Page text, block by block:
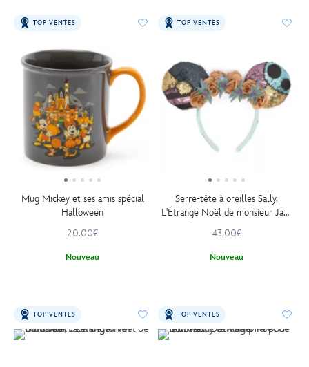
TOP VENTES
Mug Mickey et ses amis spécial
Halloween
20.00€
Nouveau
TOP VENTES
Serre-tête à oreilles Sally,
L'Étrange Noël de monsieur Jack
43.00€
Nouveau
TOP VENTES TOP VENTES